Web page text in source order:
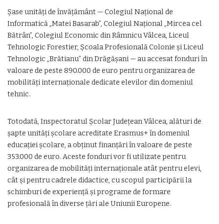
Șase unități de învățământ — Colegiul Național de
Informatică „Matei Basarab”, Colegiul Național „Mircea cel
Bătrân”, Colegiul Economic din Râmnicu Vâlcea, Liceul
Tehnologic Forestier, Școala Profesională Colonie și Liceul
Tehnologic „Brătianu” din Drăgășani — au accesat fonduri în
valoare de peste 890.000 de euro pentru organizarea de
mobilități internaționale dedicate elevilor din domeniul
tehnic.
Totodată, Inspectoratul Școlar Județean Vâlcea, alături de
șapte unități școlare acreditate Erasmus+ în domeniul
educației școlare, a obținut finanțări în valoare de peste
353.000 de euro. Aceste fonduri vor fi utilizate pentru
organizarea de mobilități internaționale atât pentru elevi,
cât și pentru cadrele didactice, cu scopul participării la
schimburi de experiență și programe de formare
profesională în diverse țări ale Uniunii Europene.